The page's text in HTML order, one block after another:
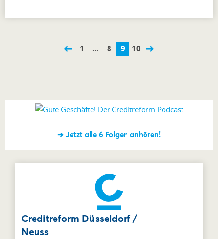
1 ... 8 9 10
➔ Jetzt alle 6 Folgen anhören!
Creditreform Düsseldorf /
Neuss